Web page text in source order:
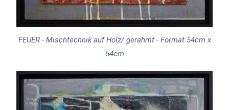
FEUER - Mischtechnik auf Holz/ gerahmt - Format 54cm x
54cm